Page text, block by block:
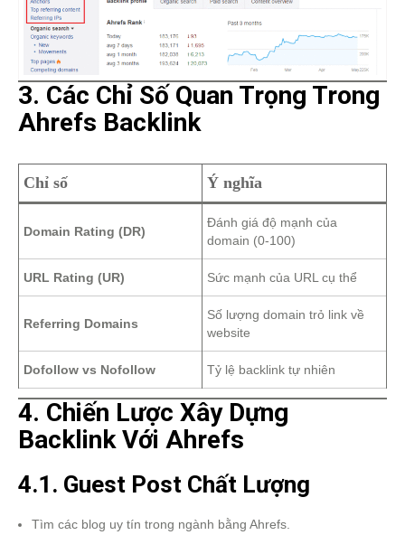
3. Các Chỉ Số Quan Trọng Trong
Ahrefs Backlink
Chỉ số Ý nghĩa
Domain Rating (DR)
Đánh giá độ mạnh của
domain (0-100)
URL Rating (UR) Sức mạnh của URL cụ thể
Referring Domains
Số lượng domain trỏ link về
website
Dofollow vs Nofollow Tỷ lệ backlink tự nhiên
4. Chiến Lược Xây Dựng
Backlink Với Ahrefs
4.1. Guest Post Chất Lượng
Tìm các blog uy tín trong ngành bằng Ahrefs.